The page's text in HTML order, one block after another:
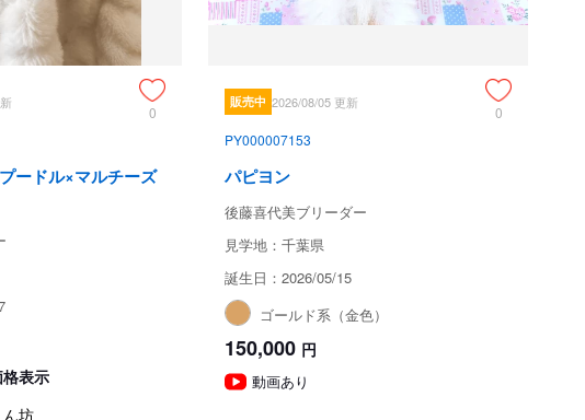
0
ードル×マルチーズ
表示
坊
販売中 2026/08/05 更新
0
PY000007153
パピヨン
後藤喜代美ブリーダー
見学地：千葉県
誕生日：2026/05/15
ゴールド系（金色）
150,000 円
動画あり